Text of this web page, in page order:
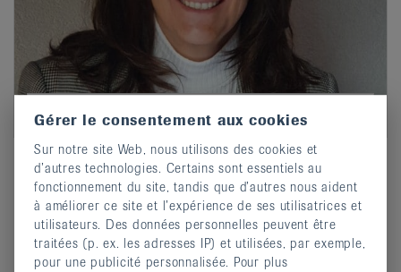
Isabelle Jeanfavre
Phone032 913 22 77
EmailEcrire un e-mail
Gérer le consentement aux cookies
Sur notre site Web, nous utilisons des cookies et
d’autres technologies. Certains sont essentiels au
fonctionnement du site, tandis que d’autres nous aident
à améliorer ce site et l’expérience de ses utilisatrices et
utilisateurs. Des données personnelles peuvent être
traitées (p. ex. les adresses IP) et utilisées, par exemple,
pour une publicité personnalisée. Pour plus